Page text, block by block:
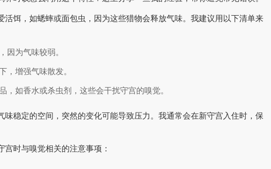
活饵，如蟋蟀或面包虫，因为这些猎物会释放气味。我建议用以下清单来
因为气味较弱。
，增强气味散发。
，如香水或杀虫剂，这些会干扰守宫的嗅觉。
味稳定的空间，突然的变化可能导致压力。我通常会在新守宫入住时，保
时与嗅觉相关的注意事项：